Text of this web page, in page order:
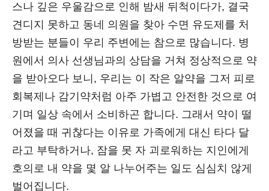
스나 깊은 우울감으로 인해 밤새 뒤척이다가, 결국
견디지 못하고 동네 의원을 찾아 수면 유도제를 처
방받는 분들이 우리 주변에는 참으로 많습니다. 병
원에서 의사 선생님과의 상담을 거쳐 정상적으로 약
을 받아오다 보니, 우리는 이 작은 알약을 그저 피로
회복제나 감기약처럼 아주 가볍고 안전한 것으로 여
기며 일상 속에서 소비하곤 합니다. 그래서 약이 떨
어졌을 때 귀찮다는 이유로 가족에게 대신 타다 달
라고 부탁하거나, 잠을 못 자 괴로워하는 지인에게
호의로 내 약을 몇 알 나누어주는 일도 심심치 않게
벌어집니다.